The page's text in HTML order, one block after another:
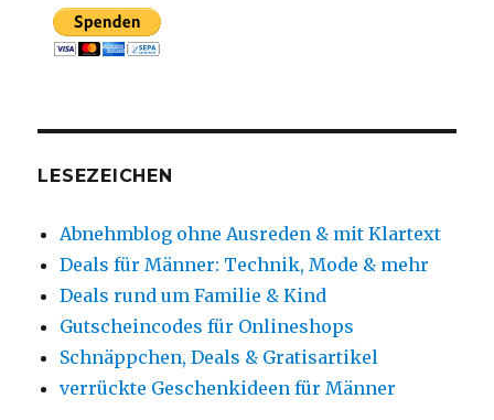
LESEZEICHEN
Abnehmblog ohne Ausreden & mit Klartext
Deals für Männer: Technik, Mode & mehr
Deals rund um Familie & Kind
Gutscheincodes für Onlineshops
Schnäppchen, Deals & Gratisartikel
verrückte Geschenkideen für Männer